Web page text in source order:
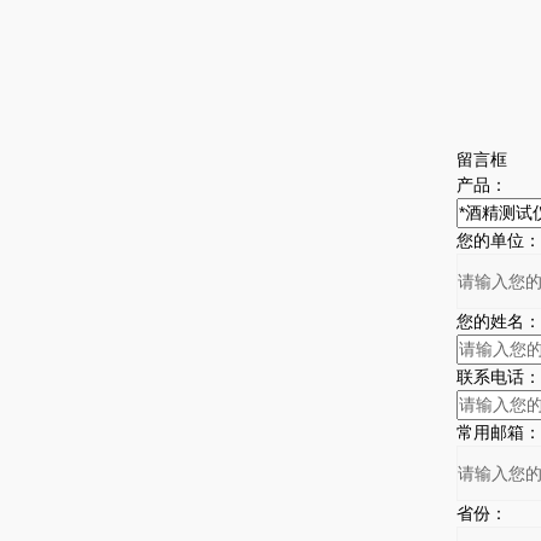
留言框
产品：
您的单位：
您的姓名：
联系电话：
常用邮箱：
省份：